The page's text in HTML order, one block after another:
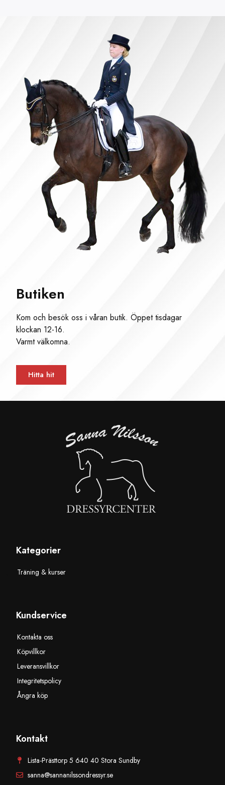
Butiken
Kom och besök oss i våran butik. Öppet tisdagar
klockan 12-16.
Varmt välkomna.
Hitta hit
Kategorier
Träning & kurser
Kundservice
Kontakta oss
Köpvillkor
Leveransvillkor
Integritetspolicy
Ångra köp
Kontakt
Lista-Prästtorp 5 640 40 Stora Sundby
sanna@sannanilssondressyr.se